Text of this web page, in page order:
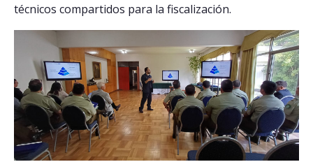
técnicos compartidos para la fiscalización.